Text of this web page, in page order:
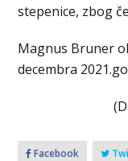
stepenice, zbog
Magnus Bruner
decembra
Facebook